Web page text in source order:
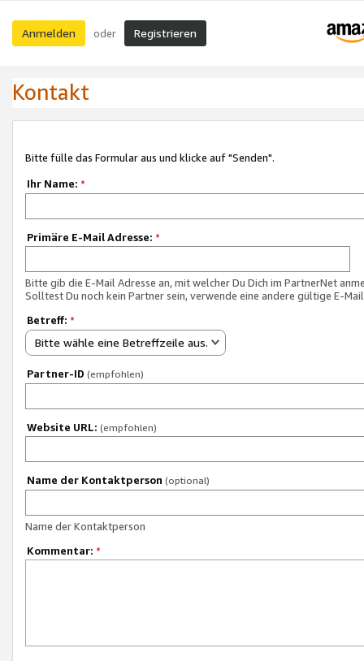
Anmelden oder Registrieren
Kontakt
Bitte fülle das Formular aus und klicke auf "Senden".
Ihr Name: *
Primäre E-Mail Adresse: *
Bitte gib die E-Mail Adresse an, mit welcher Du Dich im PartnerNet
Solltest Du noch kein Partner sein, verwende eine andere gültige E-
Betreff: *
Bitte wähle eine Betreffzeile aus.
Partner-ID (empfohlen)
Website URL: (empfohlen)
Name der Kontaktperson (optional)
Name der Kontaktperson
Kommentar: *